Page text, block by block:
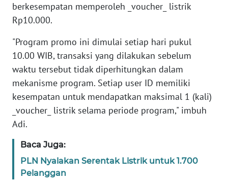
berkesempatan memperoleh _voucher_ listrik
Rp10.000.
"Program promo ini dimulai setiap hari pukul
10.00 WIB, transaksi yang dilakukan sebelum
waktu tersebut tidak diperhitungkan dalam
mekanisme program. Setiap user ID memiliki
kesempatan untuk mendapatkan maksimal 1 (kali)
_voucher_ listrik selama periode program," imbuh
Adi.
Baca Juga:
PLN Nyalakan Serentak Listrik untuk 1.700
Pelanggan
WN
PAPUA
WN
RIAU
WN
SERAMBI
JAMBI
WN